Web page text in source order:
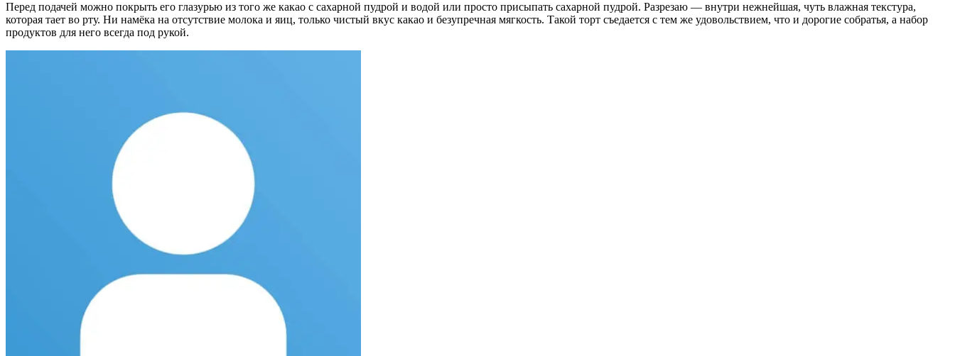
Перед подачей можно покрыть его глазурью из того же какао с сахарной пудрой и водой или просто присыпать сахарной пудрой. Разрезаю — внутри нежнейшая, чуть влажная текстура,
которая тает во рту. Ни намёка на отсутствие молока и яиц, только чистый вкус какао и безупречная мягкость. Такой торт съедается с тем же удовольствием, что и дорогие собратья, а набор
продуктов для него всегда под рукой.